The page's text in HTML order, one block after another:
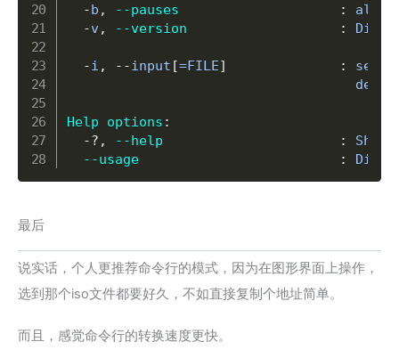
-b , --pauses :
all
-v, --version :
-i , - -input [=FILE] :
set
Help options :
-? , --help :
--usage
:
最后
说实话，个人更推荐命令行的模式，因为在图形界面上操作，
选到那个iso文件都要好久，不如直接复制个地址简单。
而且，感觉命令行的转换速度更快。